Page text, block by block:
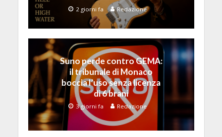
2 giorni fa Redazione
Suno perde contro GEMA:
il tribunale di Monaco
boccia l’uso senza licenza
di 6 brani
3 giorni fa Redazione